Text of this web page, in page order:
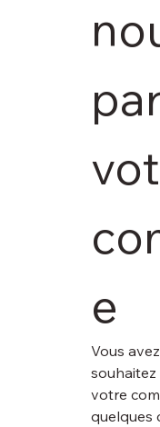
e
Vous
votre
quelques